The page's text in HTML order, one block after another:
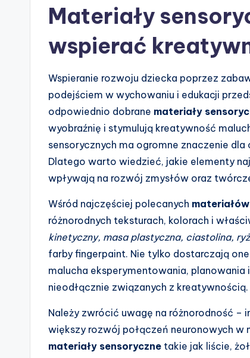
Materiały
wspierać
Wspieranie rozwoju dziecka poprzez
podejściem w wychowaniu i edukacji
odpowiednio dobrane materiały
wyobraźnię i stymulują kreatywność
sensorycznych ma ogromne znaczenie
Dlatego warto wiedzieć, jakie elementy
wpływają na rozwój zmysłów oraz
Wśród najczęściej polecanych
różnorodnych teksturach, kolorach i
kinetyczny, masa plastyczna, ciastolina,
farby fingerpaint. Nie tylko dostarczają
malucha eksperymentowania,
nieodłącznie związanych z kreatywnością.
Należy zwrócić uwagę na różnorodność –
większy rozwój połączeń neuronowych
materiały sensoryczne takie jak liście,